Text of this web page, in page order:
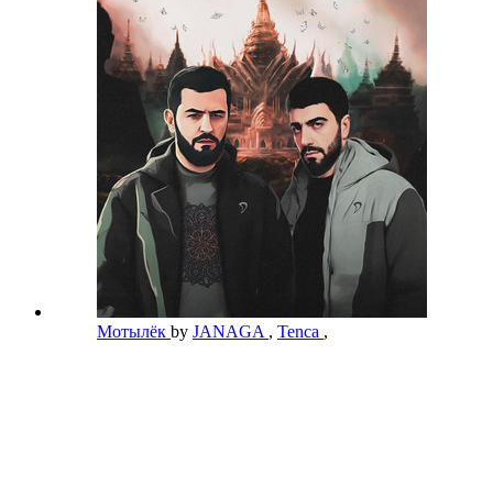
Мотылёк by JANAGA , Tenca ,